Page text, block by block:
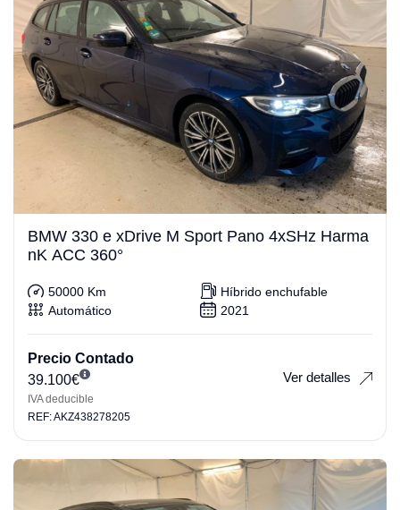
BMW 330 e xDrive M Sport Pano 4xSHz Harma
nK ACC 360°
50000 Km
Híbrido enchufable
Automático
2021
Precio Contado
39.100€
IVA deducible
Ver detalles
REF: AKZ438278205